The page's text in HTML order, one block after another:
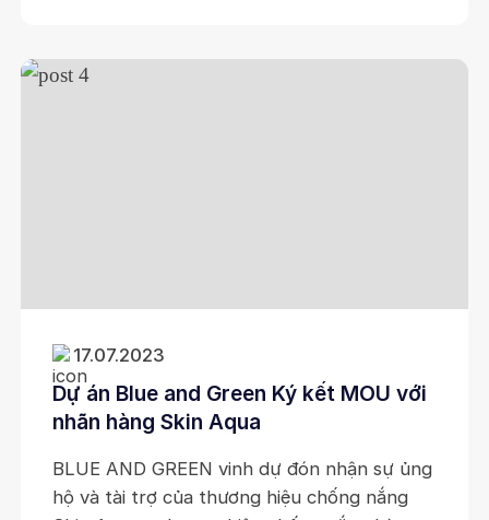
17.07.2023
Dự án Blue and Green Ký kết MOU với
nhãn hàng Skin Aqua
BLUE AND GREEN vinh dự đón nhận sự ủng
hộ và tài trợ của thương hiệu chống nắng